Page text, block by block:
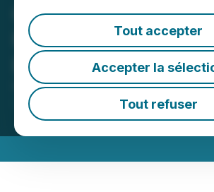
Tout accepter
Accepter la
Tout refuser
Obsidian Energy
Filing of Its 2024
Disclosure
February 25, 2025 4:30 PM EST |
Energy Ltd.